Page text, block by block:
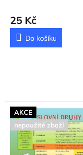
25 Kč
Do košíku
AKCE
nepoužité zboží